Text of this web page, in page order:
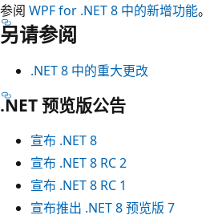
参阅 WPF for .NET 8 中的新增功能。
另请参阅
.NET 8 中的重大更改
.NET 预览版公告
宣布 .NET 8
宣布 .NET 8 RC 2
宣布 .NET 8 RC 1
宣布推出 .NET 8 预览版 7